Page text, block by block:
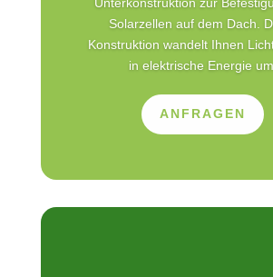
Solarzellen auf dem Dach.
Konstruktion wandelt Ihnen
in elektrische Energie um.
ANFRAGEN